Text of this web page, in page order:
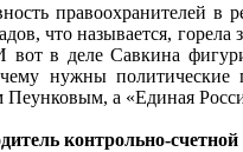
правоохранителей в
что называется,
в деле Савкина
чему нужны
Пеунковым, а «Единая
контрольно-